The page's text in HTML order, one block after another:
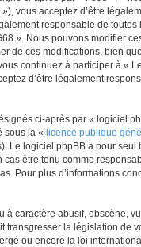
vous acceptez d’être
responsable de
». Nous pouvons modifier
de ces modifications, bien
continuez à participer à «
d’être légalement
ci-après par « logiciel
sous la « licence publique
Le logiciel phpBB a pour seul
être tenu comme
Pour plus d’informations
à caractère abusif, obscène,
transgresser la législation de
ou encore la loi